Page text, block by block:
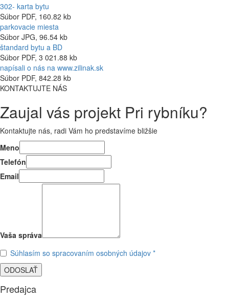
302- karta bytu
Súbor PDF, 160.82 kb
parkovacie miesta
Súbor JPG, 96.54 kb
štandard bytu a BD
Súbor PDF, 3 021.88 kb
napísali o nás na www.zilinak.sk
Súbor PDF, 842.28 kb
KONTAKTUJTE NÁS
Zaujal vás projekt Pri rybníku?
Kontaktujte nás, radi Vám ho predstavíme bližšie
Meno
Telefón
Email
Vaša správa
Súhlasím so spracovaním osobných údajov *
ODOSLAŤ
Predajca